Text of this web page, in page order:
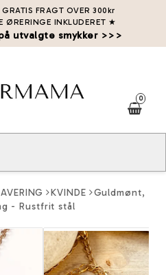
FRAGT OVER 300kr
ØRERINGE INKLUDERET ★
utvalgte smykker >>>
0
KVINDE
Guldmønt,
- Rustfrit stål